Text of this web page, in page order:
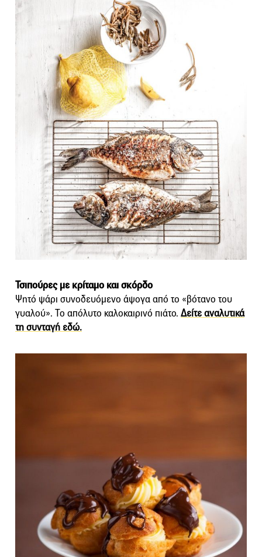
Τσιπούρες με κρίταμο και σκόρδο
Ψητό ψάρι συνοδευόμενο άψογα από το «βότανο του
γυαλού». Το απόλυτο καλοκαιρινό πιάτο. Δείτε αναλυτικά
τη συνταγή εδώ.